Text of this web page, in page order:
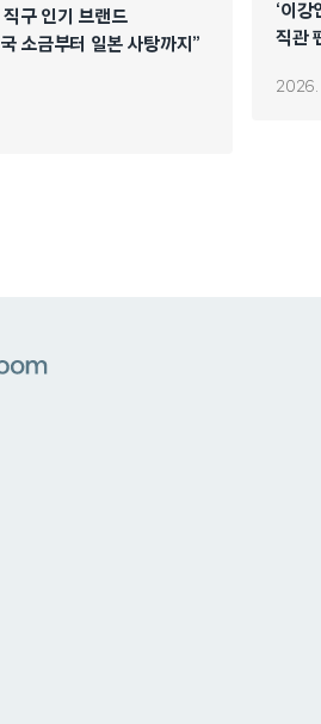
직구 인기 브랜드
소금부터 일본 사탕까지”
‘이
직관
2026.